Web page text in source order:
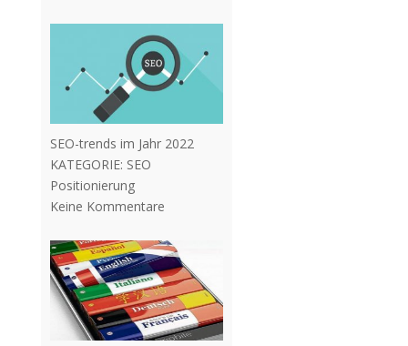
SEO-trends im Jahr 2022
KATEGORIE: SEO
Positionierung
Keine Kommentare